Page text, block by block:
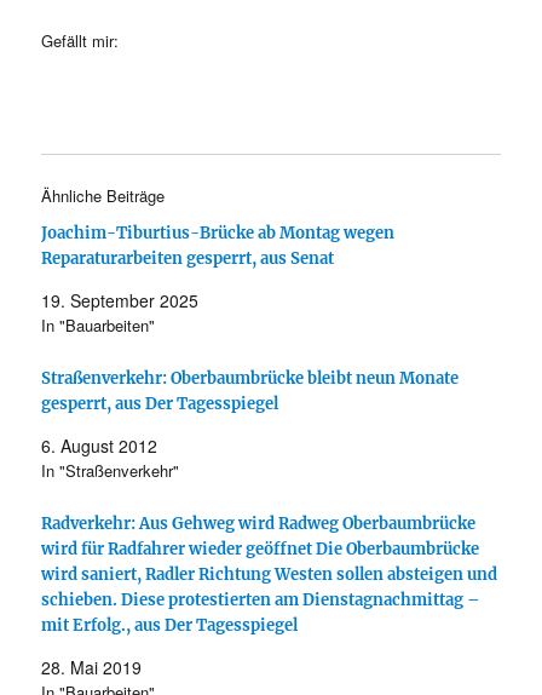
Gefällt mir:
Ähnliche Beiträge
Joachim-Tiburtius-Brücke ab Montag wegen
Reparaturarbeiten gesperrt, aus Senat
19. September 2025
In "Bauarbeiten"
Straßenverkehr: Oberbaumbrücke bleibt neun Monate
gesperrt, aus Der Tagesspiegel
6. August 2012
In "Straßenverkehr"
Radverkehr: Aus Gehweg wird Radweg Oberbaumbrücke
wird für Radfahrer wieder geöffnet Die Oberbaumbrücke
wird saniert, Radler Richtung Westen sollen absteigen und
schieben. Diese protestierten am Dienstagnachmittag –
mit Erfolg., aus Der Tagesspiegel
28. Mai 2019